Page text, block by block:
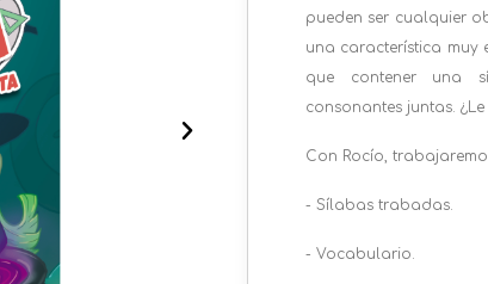
pueden ser cualquier
una característica muy
que contener una
consonantes juntas.
Con Rocío,
- Sílabas trabadas.
- Vocabulario.